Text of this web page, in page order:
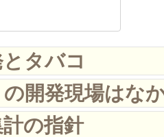
タバコ
開発現場はな
の指針